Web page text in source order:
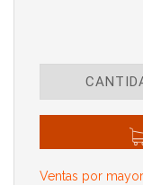
Ventas por